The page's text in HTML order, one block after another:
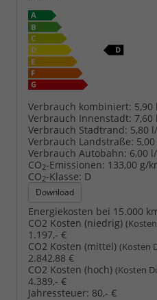
Verbrauch kombiniert: 5,90
Verbrauch Innenstadt: 7,60
Verbrauch Stadtrand: 5,80
Verbrauch Landstraße:
Verbrauch Autobahn: 6,00
CO2-Emissionen: 133,00 g/
CO2-Klasse: D
Download
Energiekosten bei 15.000
CO2 Kosten (niedrig)
1.197,- €
CO2 Kosten (mittel) (Kosten
2.842,88 €
CO2 Kosten (hoch) (Kosten
4.389,- €
Jahressteuer: 80,- €